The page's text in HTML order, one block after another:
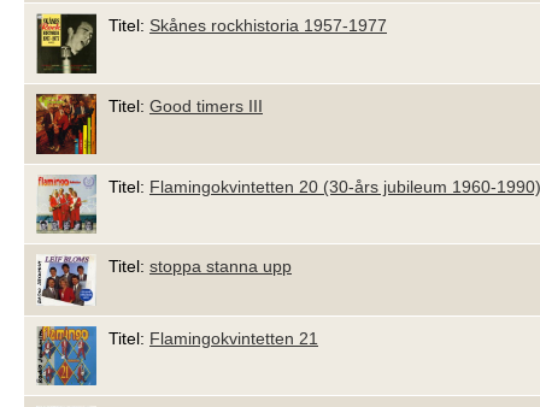
Titel: Skånes rockhistoria 1957-1977
Titel: Good timers III
Titel: Flamingokvintetten 20 (30-års jubileum 1960-1990)
Titel: stoppa stanna upp
Titel: Flamingokvintetten 21